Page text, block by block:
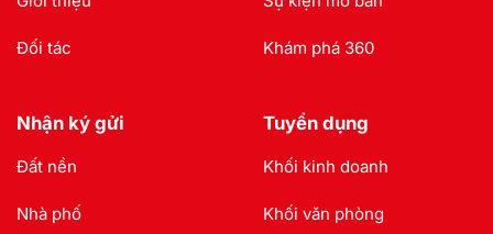
Đối tác Khám phá 360
Nhận ký gửi
Đất nền
Nhà phố
Tuyển dụng
Khối kinh doanh
Khối văn phòng